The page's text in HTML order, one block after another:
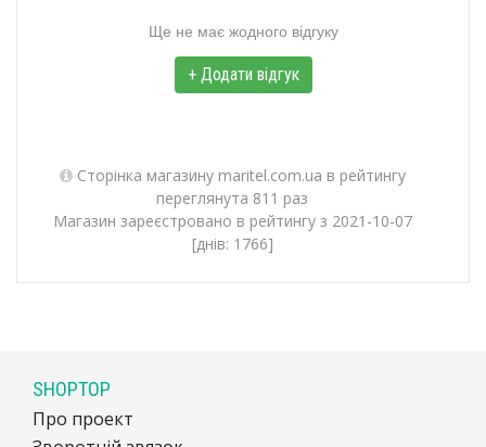
Ще не має жодного відгуку
+ Додати відгук
Сторінка магазину maritel.com.ua в рейтингу
переглянута 811 раз
Магазин зареєстровано в рейтингу з 2021-10-07
[днів: 1766]
SHOPTOP
Про проект